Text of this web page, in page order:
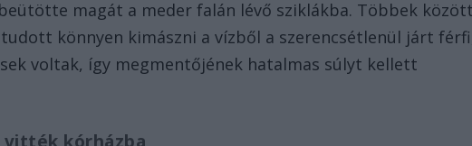
magát a meder falán lévő sziklákba. Többek között
könnyen kimászni a vízből a szerencsétlenül járt
voltak, így megmentőjének hatalmas súlyt kellett
vitték kórházba